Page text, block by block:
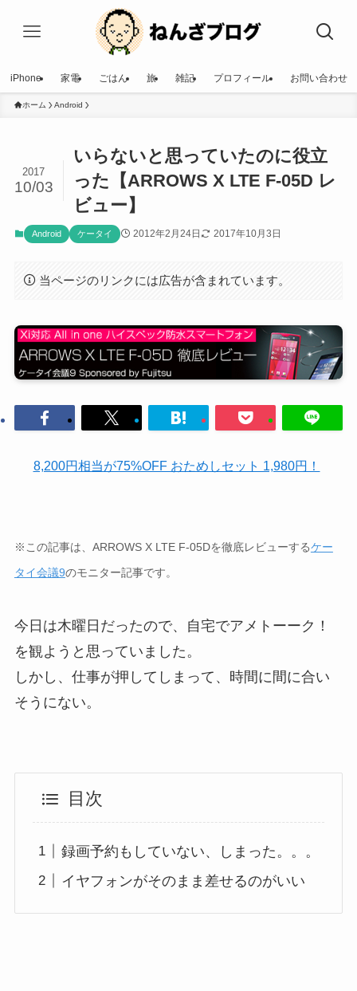
iPhone 家電 ごはん 旅 雑記 プロフィール お問い合わせ
ホーム Android
いらないと思っていたのに役立
った【ARROWS X LTE F-05D レ
ビュー】
2017
10/03
Android ケータイ 2012年2月24日 2017年10月3日
当ページのリンクには広告が含まれています。
8,200円相当が75%OFF おためしセット 1,980円！
※この記事は、ARROWS X LTE F-05Dを徹底レビューするケー
タイ会議9のモニター記事です。
今日は木曜日だったので、自宅でアメトーーク！
を観ようと思っていました。
しかし、仕事が押してしまって、時間に間に合い
そうにない。
目次
録画予約もしていない、しまった。。。
イヤフォンがそのまま差せるのがいい